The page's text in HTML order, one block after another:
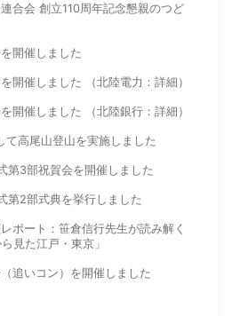
合会 創立110周年記念懇親のつど
開催しました
開催しました （北陸電力：詳細）
開催しました （北陸銀行：詳細）
て高尾山登山を実施しました
第3部祝賀会を開催しました
第2部式典を挙行しました
ポート：笹倉信行先生が読み解く
見た江戸・東京」
追いコン）を開催しました